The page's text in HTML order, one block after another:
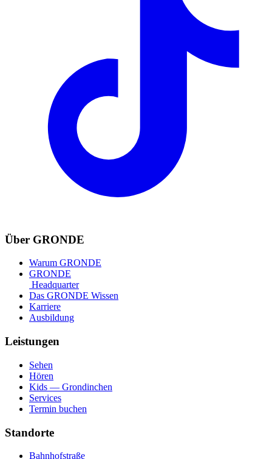
Über GRONDE
Warum GRONDE
GRONDE
Headquarter
Das GRONDE Wissen
Karriere
Ausbildung
Leistungen
Sehen
Hören
Kids — Grondinchen
Services
Termin buchen
Standorte
Bahnhofstraße